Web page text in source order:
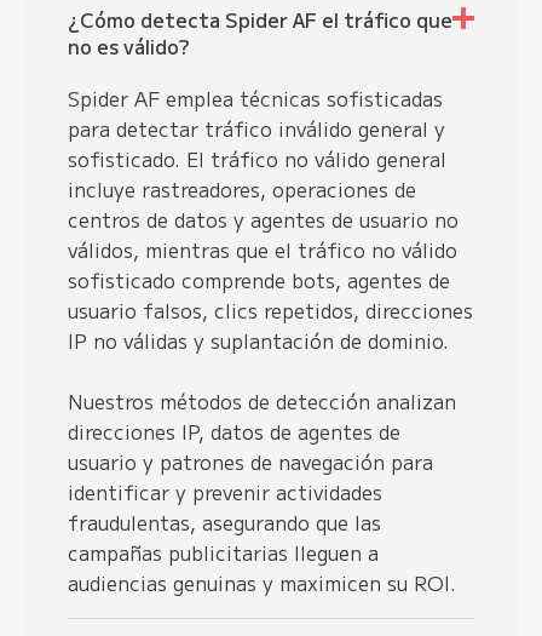
¿Cómo detecta Spider AF el tráfico que
no es válido?
Spider AF emplea técnicas sofisticadas
para detectar tráfico inválido general y
sofisticado. El tráfico no válido general
incluye rastreadores, operaciones de
centros de datos y agentes de usuario no
válidos, mientras que el tráfico no válido
sofisticado comprende bots, agentes de
usuario falsos, clics repetidos, direcciones
IP no válidas y suplantación de dominio.
Nuestros métodos de detección analizan
direcciones IP, datos de agentes de
usuario y patrones de navegación para
identificar y prevenir actividades
fraudulentas, asegurando que las
campañas publicitarias lleguen a
audiencias genuinas y maximicen su ROI.